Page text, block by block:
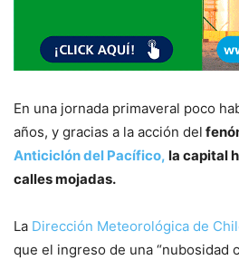
En una jornada primaveral poco
años, y gracias a la acción del
Anticiclón del Pacífico, la capital
calles mojadas.
La Dirección Meteorológica de
que el ingreso de una “nubosidad